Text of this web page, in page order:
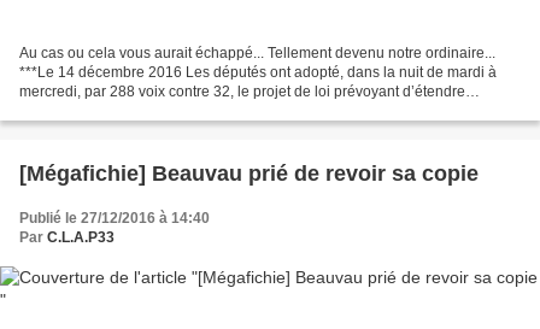
Au cas ou cela vous aurait échappé... Tellement devenu notre ordinaire...
***Le 14 décembre 2016 Les députés ont adopté, dans la nuit de mardi à
mercredi, par 288 voix contre 32, le projet de loi prévoyant d’étendre
[Mégafichie] Beauvau prié de revoir sa copie
Publié le 27/12/2016 à 14:40
Par C.L.A.P33